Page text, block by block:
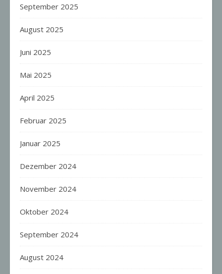
September 2025
August 2025
Juni 2025
Mai 2025
April 2025
Februar 2025
Januar 2025
Dezember 2024
November 2024
Oktober 2024
September 2024
August 2024